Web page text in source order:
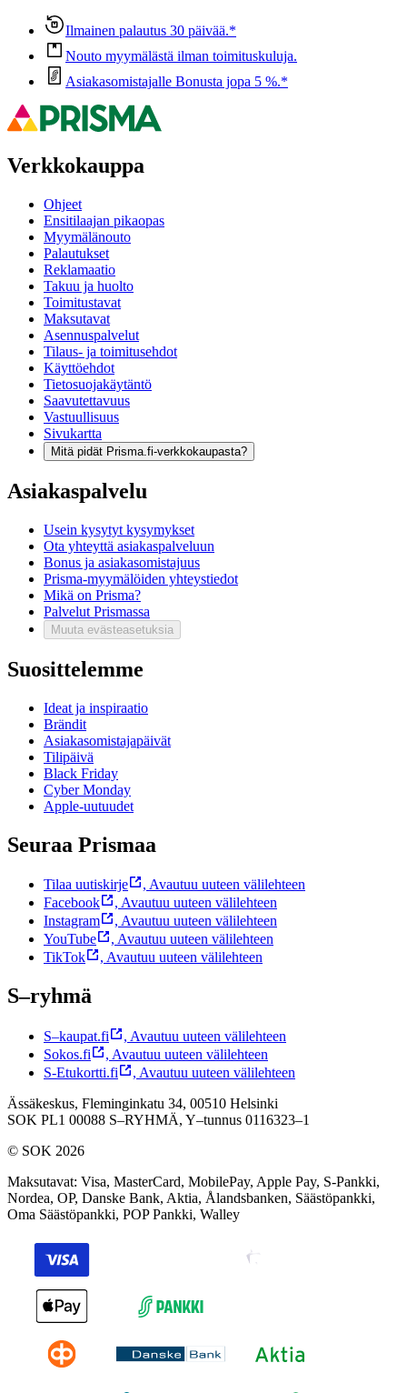
Ilmainen palautus 30 päivää.*
Nouto myymälästä ilman toimituskuluja.
Asiakasomistajalle Bonusta jopa 5 %.*
Verkkokauppa
Ohjeet
Ensitilaajan pikaopas
Myymälänouto
Palautukset
Reklamaatio
Takuu ja huolto
Toimitustavat
Maksutavat
Asennuspalvelut
Tilaus- ja toimitusehdot
Käyttöehdot
Tietosuojakäytäntö
Saavutettavuus
Vastuullisuus
Sivukartta
Mitä pidät Prisma.fi-verkkokaupasta?
Asiakaspalvelu
Usein kysytyt kysymykset
Ota yhteyttä asiakaspalveluun
Bonus ja asiakasomistajuus
Prisma-myymälöiden yhteystiedot
Mikä on Prisma?
Palvelut Prismassa
Muuta evästeasetuksia
Suosittelemme
Ideat ja inspiraatio
Brändit
Asiakasomistajapäivät
Tilipäivä
Black Friday
Cyber Monday
Apple-uutuudet
Seuraa Prismaa
Tilaa uutiskirje , Avautuu uuteen välilehteen
Facebook
, Avautuu uuteen välilehteen
Instagram
, Avautuu uuteen välilehteen
YouTube
, Avautuu uuteen välilehteen
TikTok
, Avautuu uuteen välilehteen
S–ryhmä
S–kaupat.fi , Avautuu uuteen välilehteen
Sokos.fi
, Avautuu uuteen välilehteen
S-Etukortti.fi
, Avautuu uuteen välilehteen
Ässäkeskus, Fleminginkatu 34, 00510 Helsinki
SOK PL1 00088 S–RYHMÄ, Y–tunnus 0116323–1
© SOK 2026
Maksutavat: Visa, MasterCard, MobilePay, Apple Pay, S-Pankki,
Nordea, OP, Danske Bank, Aktia, Ålandsbanken, Säästöpankki,
Oma Säästöpankki, POP Pankki, Walley